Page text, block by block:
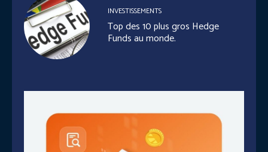
INVESTISSEMENTS
Top des 10 plus gros Hedge
Funds au monde.